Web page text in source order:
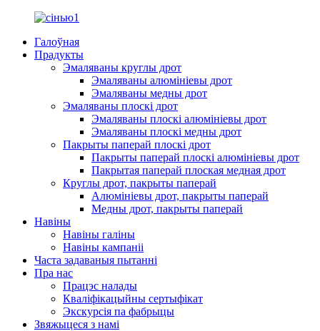
Галоўная
Прадукты
Эмаляваны круглы дрот
Эмаляваны алюмініевы дрот
Эмаляваны медны дрот
Эмаляваны плоскі дрот
Эмаляваны плоскі алюмініевы дрот
Эмаляваны плоскі медны дрот
Пакрыты паперай плоскі дрот
Пакрыты паперай плоскі алюмініевы дрот
Пакрытая паперай плоская медная дрот
Круглы дрот, пакрыты паперай
Алюмініевы дрот, пакрыты паперай
Медны дрот, пакрыты паперай
Навіны
Навіны галіны
Навіны кампаніі
Часта задаваныя пытанні
Пра нас
Працэс налады
Кваліфікацыйны сертыфікат
Экскурсія па фабрыцы
Звяжыцеся з намі